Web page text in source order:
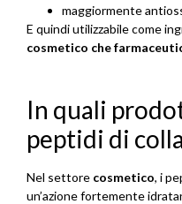
maggiormente
E quindi utilizzabile come
cosmetico che
In quali
peptidi di
Nel settore cosmetico, i
un’azione fortemente